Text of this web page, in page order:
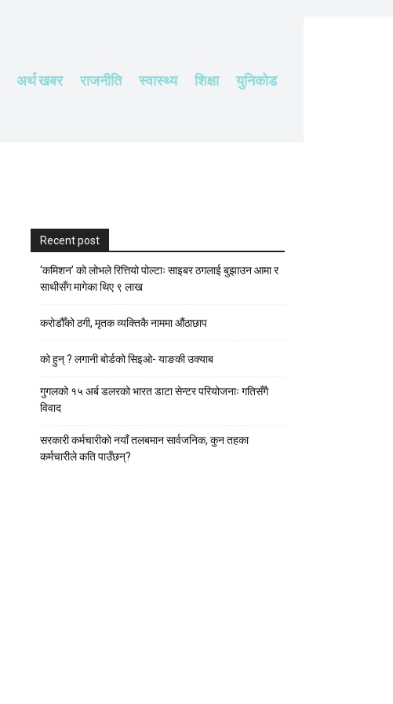
अर्थ खबर राजनीति स्वास्थ्य शिक्षा युनिकोड
Recent post
‘कमिशन’ को लोभले रित्तियो पोल्टाः साइबर ठगलाई बुझाउन आमा र
साथीसँग मागेका थिए ९ लाख
करोडौँको ठगी, मृतक व्यक्तिकै नाममा औंठाछाप
को हुन् ? लगानी बोर्डको सिइओ- याङकी उक्याब
गुगलको १५ अर्ब डलरको भारत डाटा सेन्टर परियोजनाः गतिसँगै
विवाद
सरकारी कर्मचारीकाे नयाँ तलबमान सार्वजनिक, कुन तहका
कर्मचारीले कति पाउँछन्?